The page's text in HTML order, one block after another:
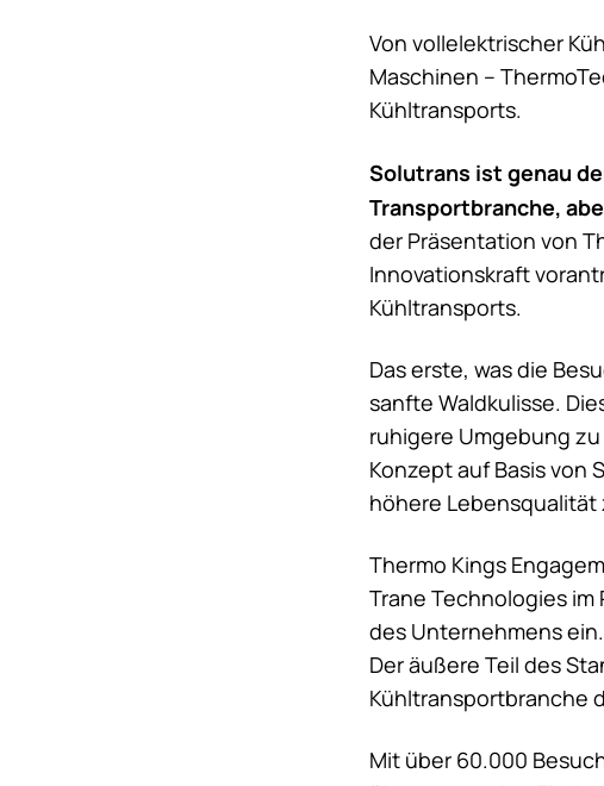
Von vollelektrischer
Maschinen –
Kühltransports.
Solutrans ist genau
Transportbranche,
der Präsentation von
Innovationskraft
Kühltransports.
Das erste, was die
sanfte Waldkulisse.
ruhigere Umgebung
Konzept auf Basis
höhere Lebensqualität
Thermo Kings
Trane Technologies
des Unternehmens
Der äußere Teil des
Kühltransportbranche
Mit über 60.000